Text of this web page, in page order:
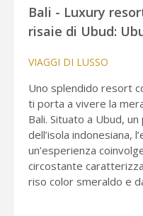
Bali - Luxury
risaie di Ubud:
VIAGGI DI LUSSO
Uno splendido resort
ti porta a vivere la
Bali. Situato a Ubud,
dell’isola indonesiana,
un’esperienza
circostante
riso color smeraldo e